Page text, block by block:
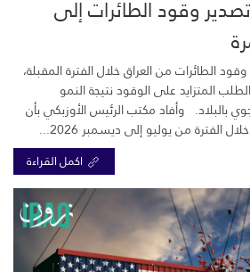
وقود الطائرات إلى
الطائرات من العراق خلال الفترة المقبلة،
المتزايد على الوقود نتيجة النمو
بالبلاد. وأفاد مكتب الرئيس الأوزبكي بأن
من يوليو إلى ديسمبر 2026...
اكمل القراءة